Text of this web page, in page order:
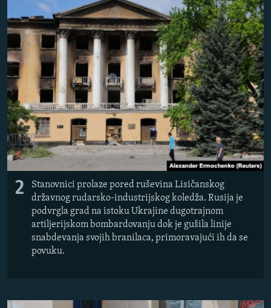
2
Stanovnici prolaze pored ruševina Lisičanskog
državnog rudarsko-industrijskog koledža. Rusija je
podvrgla grad na istoku Ukrajine dugotrajnom
artiljerijskom bombardovanju dok je gušila linije
snabdevanja svojih branilaca, primoravajući ih da se
povuku.